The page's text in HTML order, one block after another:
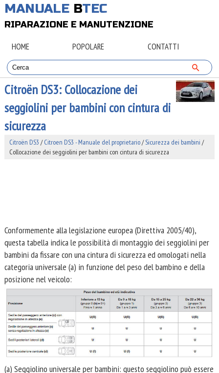
MANUALE BTEC
RIPARAZIONE E MANUTENZIONE
HOME POPOLARE CONTATTI
Citroën DS3: Collocazione dei
seggiolini per bambini con cintura di
sicurezza
Citroën DS3 /Citroen DS3 - Manuale del proprietario/Sicurezza dei bambini /
Collocazione dei seggiolini per bambini con cintura di sicurezza
Conformemente alla legislazione europea (Direttiva 2005/40),
questa tabella indica le possibilità di montaggio dei seggiolini per
bambini da fissare con una cintura di sicurezza ed omologati nella
categoria universale (a) in funzione del peso del bambino e della
posizione nel veicolo:
(a) Seggiolino universale per bambini: questo seggiolino può essere